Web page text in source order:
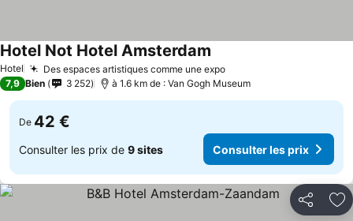
Hotel Des espaces artistiques comme une expo
Hotel Not Hotel Amsterdam
7,9 Bien 3 252 à 1.6 km de : Van Gogh Museum
De 42 €
Consulter les prix de 9 sites Consulter les prix
Partager